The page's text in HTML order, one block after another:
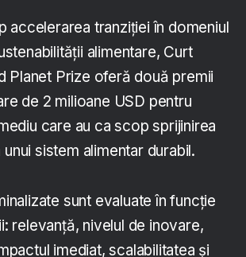
accelerarea tranziției în domeniul
alimentare, Curt
Planet Prize oferă două premii
de 2 milioane USD pentru
care au ca scop sprijinirea
sistem alimentar durabil.
sunt evaluate în funcție
relevanță, nivelul de inovare,
imediat, scalabilitatea și